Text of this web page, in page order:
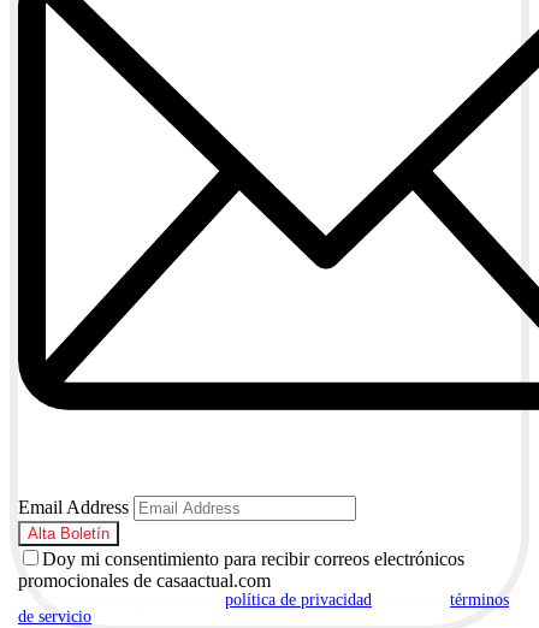
Email Address
Doy mi consentimiento para recibir correos electrónicos
promocionales de casaactual.com
política de privacidad
términos
de servicio